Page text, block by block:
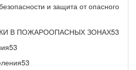
и защита от опасного
В ПОЖАРООПАСНЫХ ЗОНАХ53